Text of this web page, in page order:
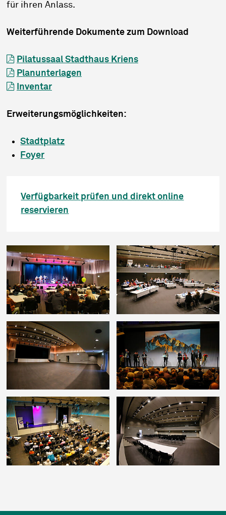
für ihren Anlass.
Weiterführende Dokumente zum Download
Pilatussaal Stadthaus Kriens
Planunterlagen
Inventar
Erweiterungsmöglichkeiten:
Stadtplatz
Foyer
Verfügbarkeit prüfen und direkt online
reservieren